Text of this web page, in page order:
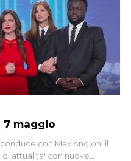
che, inquietantemente,
ancora in libertà. Lo speciale
zone d'ombra sul Mostro di
appaiono ancora
groviglio di dubbi mai
dello speciale anche
a Olindo Romano, realizzata
7 maggio
con Max Angioni il
attualita' con nuove